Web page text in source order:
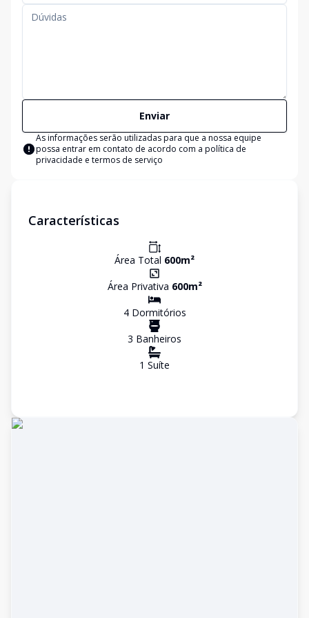
Enviar
As informações serão utilizadas para que a nossa equipe
possa entrar em contato de acordo com a política de
privacidade e termos de serviço
Características
Área Total 600m²
Área Privativa 600m²
4Dormitórios
3 Banheiros
1 Suíte